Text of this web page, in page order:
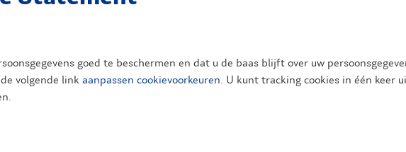
goed te beschermen en dat u de baas blijft over uw
volgende link aanpassen cookievoorkeuren . U kunt tracking cookies in één keer